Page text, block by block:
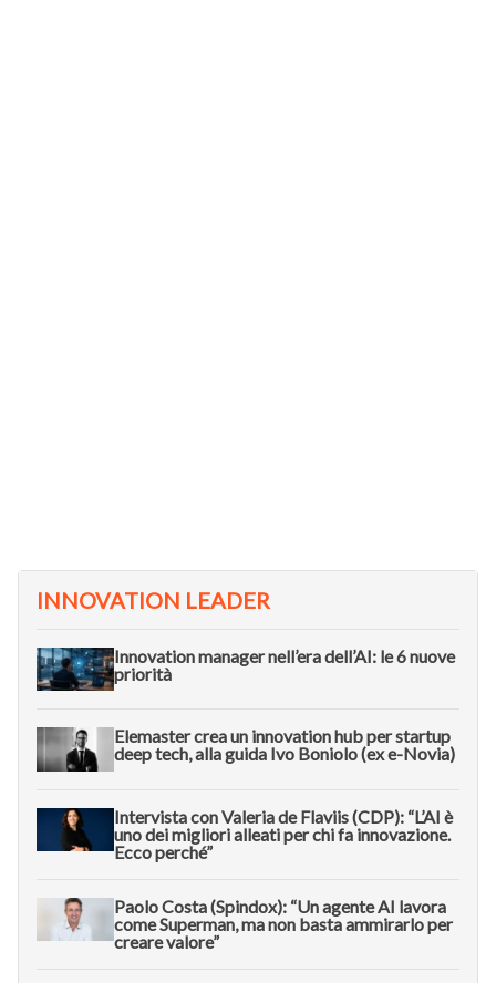
INNOVATION LEADER
Innovation manager nell’era dell’AI: le 6 nuove
priorità
Elemaster crea un innovation hub per startup
deep tech, alla guida Ivo Boniolo (ex e-Novia)
Intervista con Valeria de Flaviis (CDP): “L’AI è
uno dei migliori alleati per chi fa innovazione.
Ecco perché”
Paolo Costa (Spindox): “Un agente AI lavora
come Superman, ma non basta ammirarlo per
creare valore”